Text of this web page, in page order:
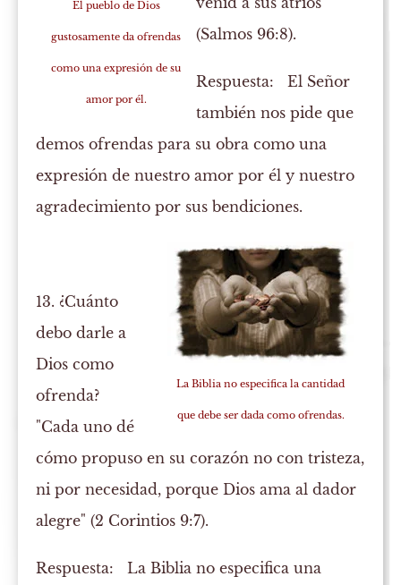
El pueblo de Dios
gustosamente da ofrendas
como una expresión de su
amor por él.
(Salmos 96:8).
Respuesta: El Señor
también nos pide que
demos ofrendas para su obra como una
expresión de nuestro amor por él y nuestro
agradecimiento por sus bendiciones.
La Biblia no especifica la cantidad
que debe ser dada como ofrendas.
13. ¿Cuánto
debo darle a
Dios como
ofrenda?
"Cada uno dé
cómo propuso en su corazón no con tristeza,
ni por necesidad, porque Dios ama al dador
alegre" (2 Corintios 9:7).
Respuesta: La Biblia no especifica una